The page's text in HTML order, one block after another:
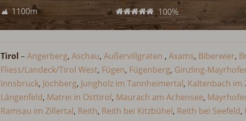
1100m 100%
Tirol –Angerberg, Aschau, Außervillgraten , Axams, Biberwier,
Fliess/Landeck/Tirol West, Fügen, Fügenberg, Ginzling-
Innsbruck, Jochberg, Jungholz im Tannheimertal, Kaltenbach im
Längenfeld, Matrei in Osttirol, Maurach am Achensee,
Ramsau im Zillertal, Reith, Reith bei Kitzbühel, Reith bei Seefeld,